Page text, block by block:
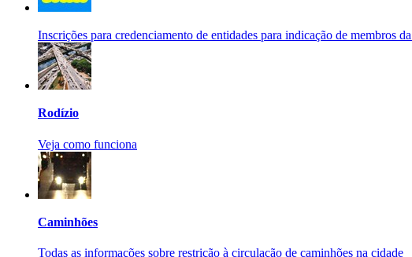
Inscrições para credenciamento de entidades para indicação de membros
Rodízio
Veja como funciona
Caminhões
Todas as informações sobre restrição à circulação de caminhões na cidade